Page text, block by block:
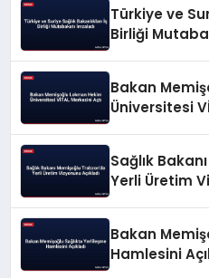
Türkiye ve
Birliği
Bakan
Üniversitesi
Sağlık
Yerli Üretim
Bakan
Hamlesini